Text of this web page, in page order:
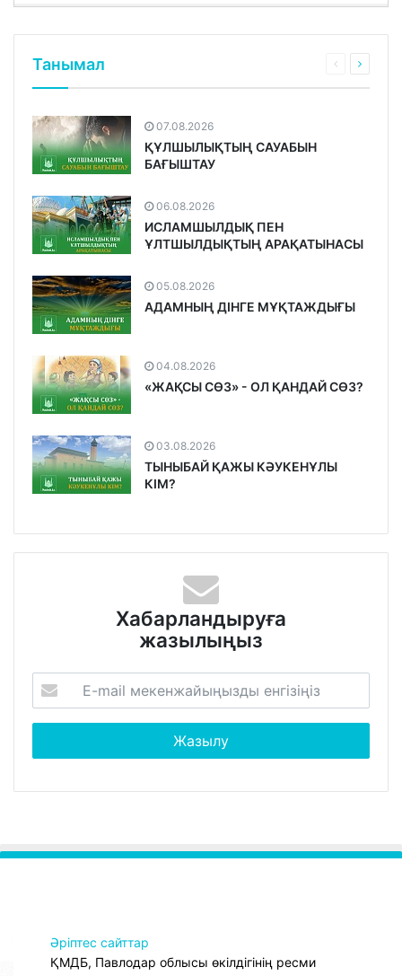
Танымал
07.08.2026
ҚҰЛШЫЛЫҚТЫҢ САУАБЫН
БАҒЫШТАУ
06.08.2026
ИСЛАМШЫЛДЫҚ ПЕН
ҰЛТШЫЛДЫҚТЫҢ АРАҚАТЫНАСЫ
05.08.2026
АДАМНЫҢ ДІНГЕ МҰҚТАЖДЫҒЫ
04.08.2026
«ЖАҚСЫ СӨЗ» - ОЛ ҚАНДАЙ СӨЗ?
03.08.2026
ТЫНЫБАЙ ҚАЖЫ КӘУКЕНҰЛЫ
КІМ?
Хабарландыруға
жазылыңыз
Әріптес сайттар
ҚМДБ, Павлодар облысы өкілдігінің ресми